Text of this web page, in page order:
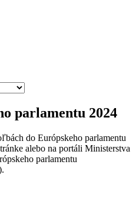
parlamentu 2024
do Európskeho parlamentu
alebo na portáli Ministerstva
parlamentu